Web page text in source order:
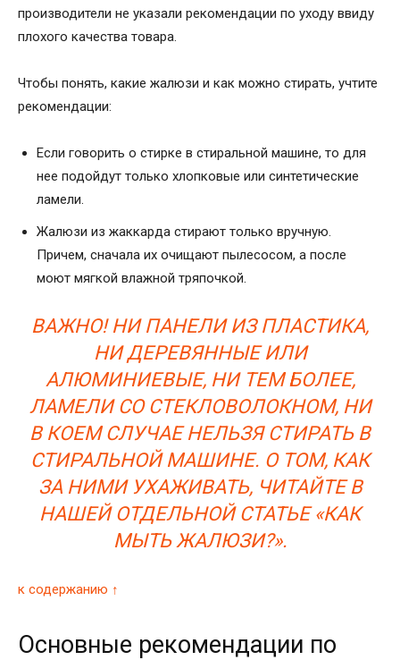
производители не указали рекомендации по уходу ввиду
плохого качества товара.
Чтобы понять, какие жалюзи и как можно стирать, учтите
рекомендации:
Если говорить о стирке в стиральной машине, то для
нее подойдут только хлопковые или синтетические
ламели.
Жалюзи из жаккарда стирают только вручную.
Причем, сначала их очищают пылесосом, а после
моют мягкой влажной тряпочкой.
ВАЖНО! НИ ПАНЕЛИ ИЗ ПЛАСТИКА,
НИ ДЕРЕВЯННЫЕ ИЛИ
АЛЮМИНИЕВЫЕ, НИ ТЕМ БОЛЕЕ,
ЛАМЕЛИ СО СТЕКЛОВОЛОКНОМ, НИ
В КОЕМ СЛУЧАЕ НЕЛЬЗЯ СТИРАТЬ В
СТИРАЛЬНОЙ МАШИНЕ. О ТОМ, КАК
ЗА НИМИ УХАЖИВАТЬ, ЧИТАЙТЕ В
НАШЕЙ ОТДЕЛЬНОЙ СТАТЬЕ «КАК
МЫТЬ ЖАЛЮЗИ?».
к содержанию ↑
Основные рекомендации по